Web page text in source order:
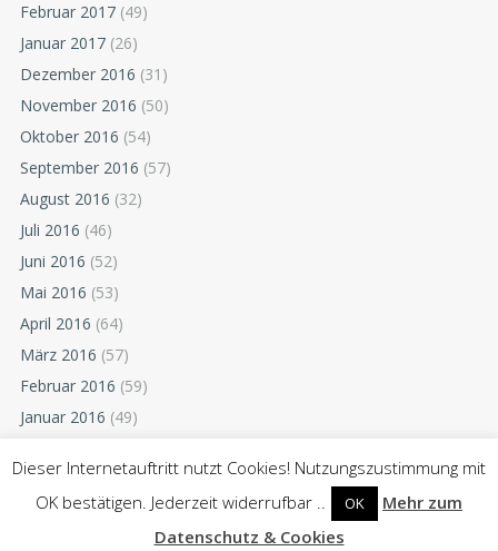
Februar 2017 (49)
Januar 2017 (26)
Dezember 2016 (31)
November 2016 (50)
Oktober 2016 (54)
September 2016 (57)
August 2016 (32)
Juli 2016 (46)
Juni 2016 (52)
Mai 2016 (53)
April 2016 (64)
März 2016 (57)
Februar 2016 (59)
Januar 2016 (49)
November 2015(55)
Oktober 2015(54)
Dieser Internetauftritt nutzt Cookies! Nutzungszustimmung mit
OK bestätigen. Jederzeit widerrufbar ..
OK
Mehr zum
Datenschutz & Cookies